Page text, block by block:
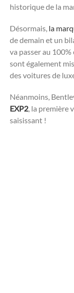
historique de la
Désormais, la
de demain et un
va passer au
sont également
des voitures de
Néanmoins,
EXP2, la première
saisissant !